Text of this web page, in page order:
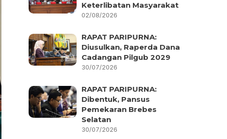
Keterlibatan Masyarakat
02/08/2026
RAPAT PARIPURNA:
Diusulkan, Raperda Dana
Cadangan Pilgub 2029
30/07/2026
RAPAT PARIPURNA:
Dibentuk, Pansus
Pemekaran Brebes
Selatan
30/07/2026